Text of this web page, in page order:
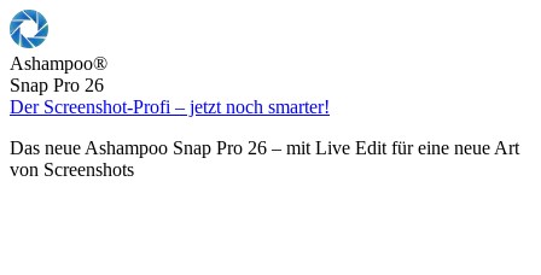
Ashampoo®
Snap Pro 26
Der Screenshot-Profi – jetzt noch smarter!
Das neue Ashampoo Snap Pro 26 – mit Live Edit für eine neue Art
von Screenshots